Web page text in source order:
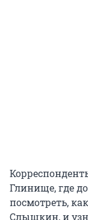
Глинище, где
посмотреть,
Слышкин, и